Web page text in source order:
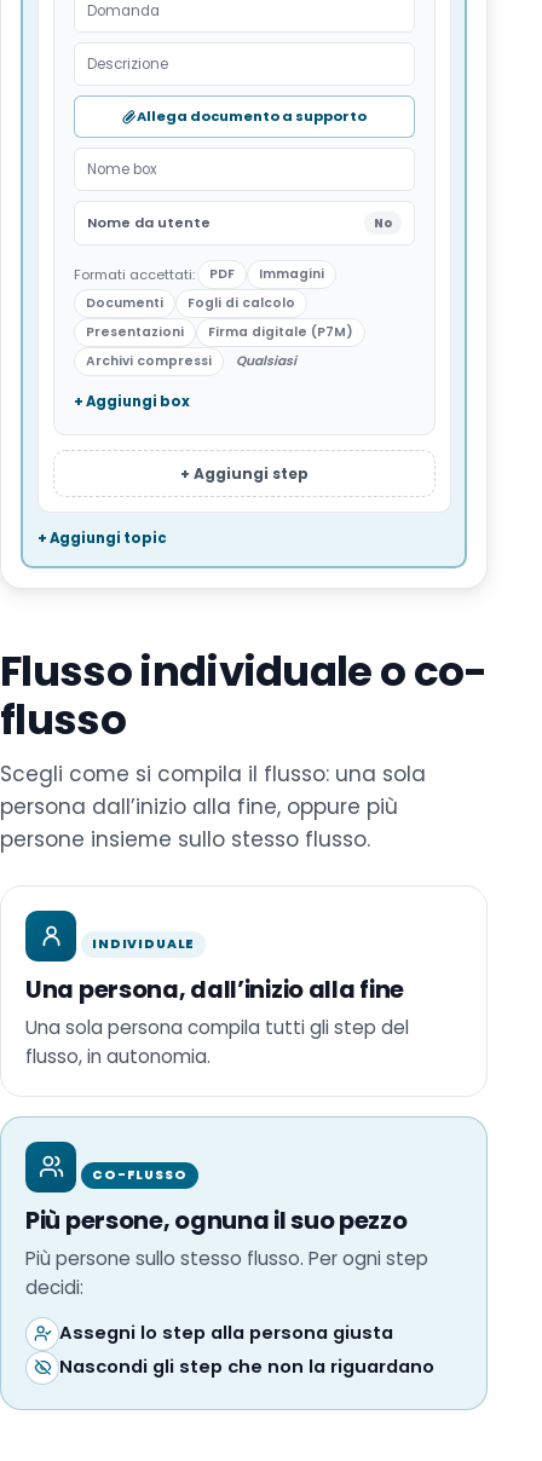
Domanda
Descrizione
Allega documento a supporto
Nome box
Nome da utente No
Formati accettati: PDF
Immagini
Documenti
Fogli di calcolo
Presentazioni
Firma digitale (P7M)
Archivi compressi
Qualsiasi
+ Aggiungi box
+ Aggiungi step
+ Aggiungi topic
Flusso individuale o co-
flusso
Scegli come si compila il flusso: una sola
persona dall’inizio alla fine, oppure più
persone insieme sullo stesso flusso.
INDIVIDUALE
Una persona, dall’inizio alla fine
Una sola persona compila tutti gli step del
flusso, in autonomia.
CO-FLUSSO
Più persone, ognuna il suo pezzo
Più persone sullo stesso flusso. Per ogni step
decidi:
Assegni lo step alla persona giusta
Nascondi gli step che non la riguardano